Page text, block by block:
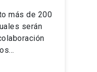
más de 200
serán